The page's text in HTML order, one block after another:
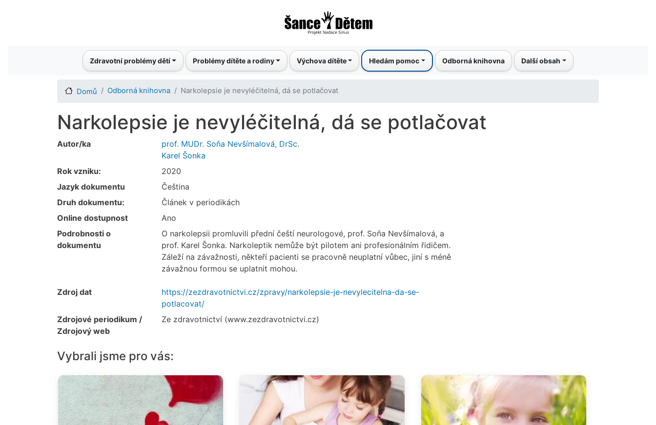
k
hlavnímu
Main navigationZdravotní problémy dětí Problémy dítěte a rodiny Výchova dítěte Hledám pomoc Odborná knihovna Další obsah
Domů Odborná knihovna Narkolepsie je nevyléčitelná, dá se potlačovat
Narkolepsie je nevyléčitelná, dá se potlačovat
Autor/ka
prof. MUDr. Soňa Nevšímalová, DrSc.
Karel Šonka
Rok vzniku:
2020
Jazyk dokumentu
Čeština
Druh dokumentu:
Článek v periodikách
Online dostupnost
Ano
Podrobnosti o
dokumentu
O narkolepsii promluvili přední čeští neurologové, prof. Soňa Nevšímalová, a
prof. Karel Šonka. Narkoleptik nemůže být pilotem ani profesionálním řidičem.
Záleží na závažnosti, někteří pacienti se pracovně neuplatní vůbec, jiní s méně
závažnou formou se uplatnit mohou.
Zdroj dat
https://zezdravotnictvi.cz/zpravy/narkolepsie-je-nevylecitelna-da-se-
potlacovat/
Zdrojové periodikum /
Zdrojový web
Ze zdravotnictví (www.zezdravotnictvi.cz)
Vybrali jsme pro vás: